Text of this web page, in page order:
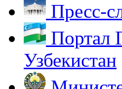
Пресс-
Портал
Узбекистан